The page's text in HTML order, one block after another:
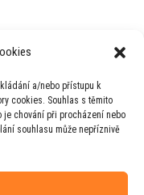
a/nebo přístupu k
cookies. Souhlas s těmito
je chování při procházení nebo
souhlasu může nepříznivě
spolupráci s